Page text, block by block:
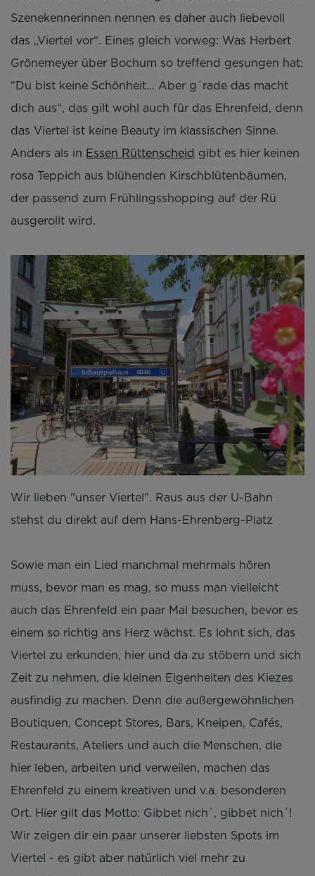
Szenekennerinnen nennen es daher auch liebevoll
das „Viertel vor“. Eines gleich vorweg: Was Herbert
Grönemeyer über Bochum so treffend gesungen hat:
"Du bist keine Schönheit… Aber g´rade das macht
dich aus“, das gilt wohl auch für das Ehrenfeld, denn
das Viertel ist keine Beauty im klassischen Sinne.
Anders als in Essen Rüttenscheid gibt es hier keinen
rosa Teppich aus blühenden Kirschblütenbäumen,
der passend zum Frühlingsshopping auf der Rü
ausgerollt wird.
Wir lieben "unser Viertel". Raus aus der U-Bahn
stehst du direkt auf dem Hans-Ehrenberg-Platz
Sowie man ein Lied manchmal mehrmals hören
muss, bevor man es mag, so muss man vielleicht
auch das Ehrenfeld ein paar Mal besuchen, bevor es
einem so richtig ans Herz wächst. Es lohnt sich, das
Viertel zu erkunden, hier und da zu stöbern und sich
Zeit zu nehmen, die kleinen Eigenheiten des Kiezes
ausfindig zu machen. Denn die außergewöhnlichen
Boutiquen, Concept Stores, Bars, Kneipen, Cafés,
Restaurants, Ateliers und auch die Menschen, die
hier leben, arbeiten und verweilen, machen das
Ehrenfeld zu einem kreativen und v.a. besonderen
Ort. Hier gilt das Motto: Gibbet nich´, gibbet nich´!
Wir zeigen dir ein paar unserer liebsten Spots im
Viertel - es gibt aber natürlich viel mehr zu